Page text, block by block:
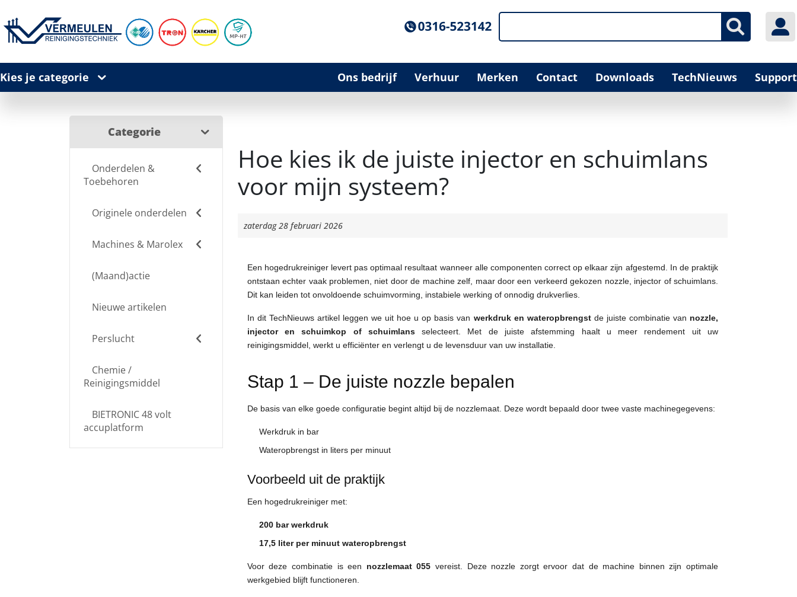
Kies je categorie Ons bedrijf Verhuur Merken Contact Downloads TechNieuws Support
Categorie
Onderdelen &
Toebehoren
Originele onderdelen
Machines & Marolex
(Maand)actie
Nieuwe artikelen
Perslucht
Chemie /
Reinigingsmiddel
BIETRONIC 48 volt
accuplatform
Hoe kies ik de juiste injector en schuimlans
voor mijn systeem?
zaterdag 28 februari 2026
Een hogedrukreiniger levert pas optimaal resultaat wanneer alle componenten correct op elkaar zijn afgestemd. In de praktijk
ontstaan echter vaak problemen, niet door de machine zelf, maar door een verkeerd gekozen nozzle, injector of schuimlans.
Dit kan leiden tot onvoldoende schuimvorming, instabiele werking of onnodig drukverlies.
In dit TechNieuws artikel leggen we uit hoe u op basis van werkdruk en wateropbrengstde juiste combinatie van nozzle,
injector en schuimkop of schuimlansselecteert. Met de juiste afstemming haalt u meer rendement uit uw
reinigingsmiddel, werkt u efficiënter en verlengt u de levensduur van uw installatie.
Stap 1 – De juiste nozzle bepalen
De basis van elke goede configuratie begint altijd bij de nozzlemaat. Deze wordt bepaald door twee vaste machinegegevens:
Werkdruk in bar
Wateropbrengst in liters per minuut
Voorbeeld uit de praktijk
Een hogedrukreiniger met:
200 bar werkdruk
17,5 liter per minuut wateropbrengst
Voor deze combinatie is een nozzlemaat 055 vereist. Deze nozzle zorgt ervoor dat de machine binnen zijn optimale
werkgebied blijft functioneren.